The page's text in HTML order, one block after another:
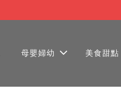
母嬰婦幼 美食甜點